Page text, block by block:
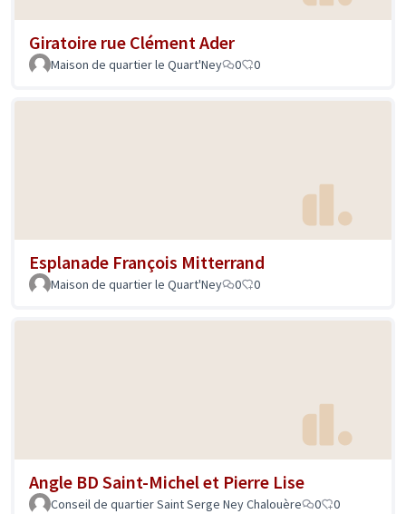
Giratoire rue Clément Ader
Maison de quartier le Quart'Ney 0 0
Esplanade François Mitterrand
Maison de quartier le Quart'Ney 0 0
Angle BD Saint-Michel et Pierre Lise
Conseil de quartier Saint Serge Ney Chalouère 0 0